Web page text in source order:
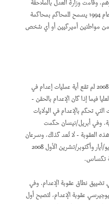
وقامت وزارة العدل بالملاحقة
القضائية لأول مرة بموجب قانون صادر عام 1994 يسمح للمحاكم بمحاكمة
من مواطنين أميركيين أو أي شخص
منذ سبتمبر/أيلول 2007 وحتى مايو/أيار 2008 لم تقع أية عمليات إعدام في
فيما إذا كان الإعدام بالحقن -
تحكم بالإعدام في الولايات
وفي أبريل/نيسان حكمت
العقوبة - لا تُعد كذلك، وسرعان
ما تم استئناف عمليات الإعدام. وبين مايو/أيار وأكتوبر/تشرين الأول 2008
نطاق عقوبة الإعدام. وفي
ألغت ولاية نيوجيرسي عقوبة الإعدام، لتصبح أول